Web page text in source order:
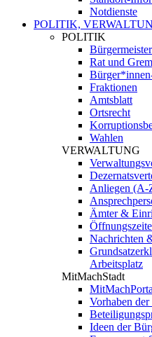
Notdienste
POLITIK,
POLITIK
Bürgermeister
Rat und
Fraktionen
Amtsblatt
Ortsrecht
Wahlen
VERWALTUNG
Anliegen (A-
Ämter &
Nachrichten
Arbeitsplatz
MitMachStadt
Vorhaben der
Ideen der